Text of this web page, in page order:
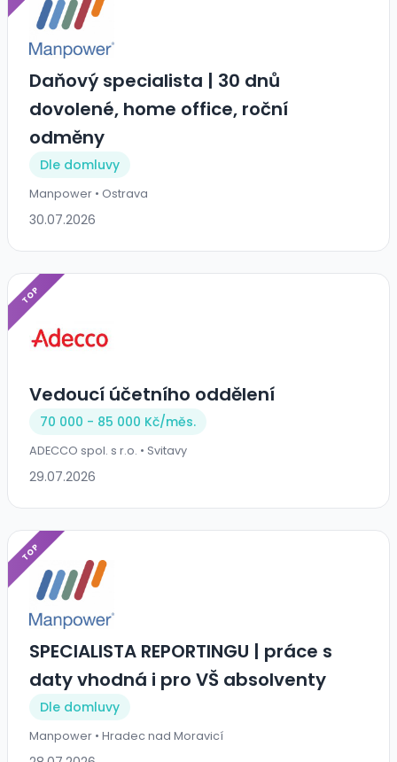
Daňový specialista | 30 dnů
dovolené, home office, roční
odměny
Dle domluvy
Manpower • Ostrava
30.07.2026
TOP
Vedoucí účetního oddělení
70 000 - 85 000 Kč/měs.
ADECCO spol. s r.o. • Svitavy
29.07.2026
TOP
SPECIALISTA REPORTINGU | práce s
daty vhodná i pro VŠ absolventy
Dle domluvy
Manpower • Hradec nad Moravicí